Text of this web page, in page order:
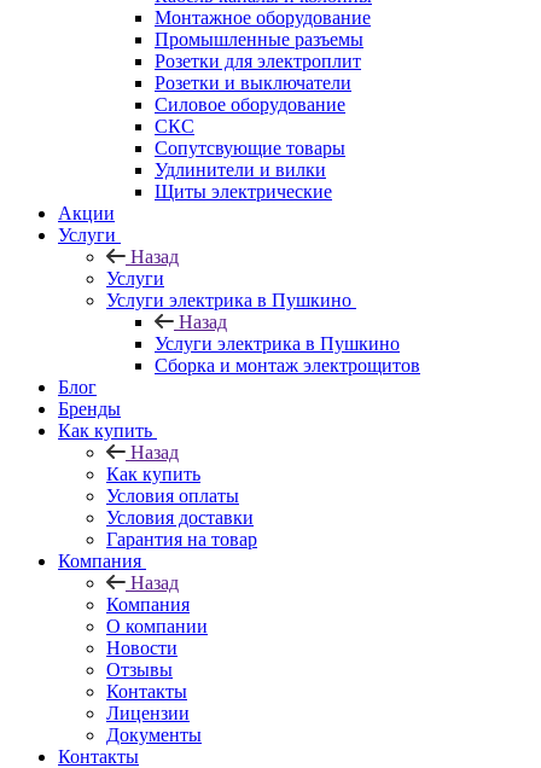
Монтажное оборудование
Промышленные разъемы
Розетки для электроплит
Розетки и выключатели
Силовое оборудование
СКС
Сопутсвующие товары
Удлинители и вилки
Щиты электрические
Акции
Услуги
Назад
Услуги
Услуги электрика в Пушкино
Назад
Услуги электрика в Пушкино
Сборка и монтаж электрощитов
Блог
Бренды
Как купить
Назад
Как купить
Условия оплаты
Условия доставки
Гарантия на товар
Компания
Назад
Компания
О компании
Новости
Отзывы
Контакты
Лицензии
Документы
Контакты